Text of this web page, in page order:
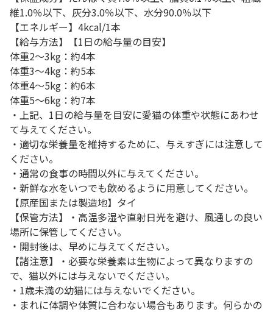
維1.0％以下、灰分3.0％以下、水分90.0％以下
【エネルギー】4kcal/1本
【給与方法】【1日の給与量の目安】
体重2～3kg：約4本
体重3～4kg：約5本
体重4～5kg：約6本
体重5～6kg：約7本
・上記、1日の給与量を目安に愛猫の体重や状態にあわせ
て与えてください。
・適切な栄養量を維持するために、与えすぎには注意して
ください。
・通常の食事の時間以外に与えてください。
・新鮮な水をいつでも飲めるように用意してください。
【原産国または製造地】タイ
【保管方法】・高温多湿や直射日光を避け、風通しの良い
場所に保管してください。
・開封後は、早めに与えてください。
【諸注意】・必要な栄養素は生物によって異なりますの
で、猫以外には与えないでください。
・1歳未満の幼猫には与えないでください。
・まれに体調や体質に合わない場合もあります。何らかの